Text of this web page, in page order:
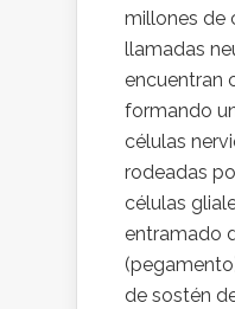
millones de
llamadas
encuentran
formando
células
rodeadas
células
entramado
de sostén